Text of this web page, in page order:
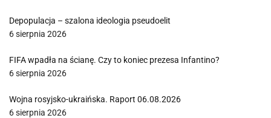
Depopulacja – szalona ideologia pseudoelit
6 sierpnia 2026
FIFA wpadła na ścianę. Czy to koniec prezesa Infantino?
6 sierpnia 2026
Wojna rosyjsko-ukraińska. Raport 06.08.2026
6 sierpnia 2026